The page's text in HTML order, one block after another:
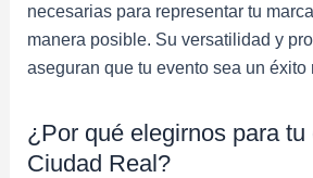
necesarias para representar tu
manera posible. Su versatilidad y
aseguran que tu evento sea un éxito
¿Por qué elegirnos para tu
Ciudad Real?